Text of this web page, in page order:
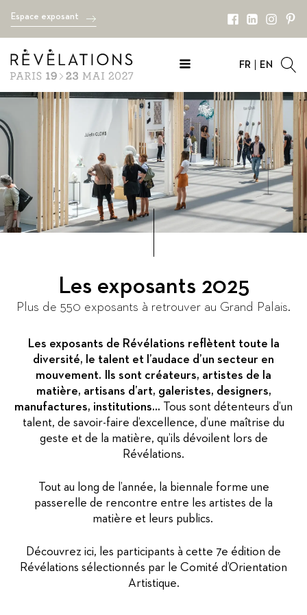
Espace exposant
FR EN
Les exposants 2025
Plus de 550 exposants à retrouver au Grand Palais.
Les exposants de Révélations reflètent toute la
diversité, le talent et l’audace d’un secteur en
mouvement. Ils sont créateurs, artistes de la
matière, artisans d’art, galeristes, designers,
manufactures, institutions... Tous sont détenteurs d’un
talent, de savoir-faire d’excellence, d’une maîtrise du
geste et de la matière, qu’ils dévoilent lors de
Révélations.
Tout au long de l’année, la biennale forme une
passerelle de rencontre entre les artistes de la
matière et leurs publics.
Découvrez ici, les participants à cette 7e édition de
Révélations sélectionnés par le Comité d’Orientation
Artistique.